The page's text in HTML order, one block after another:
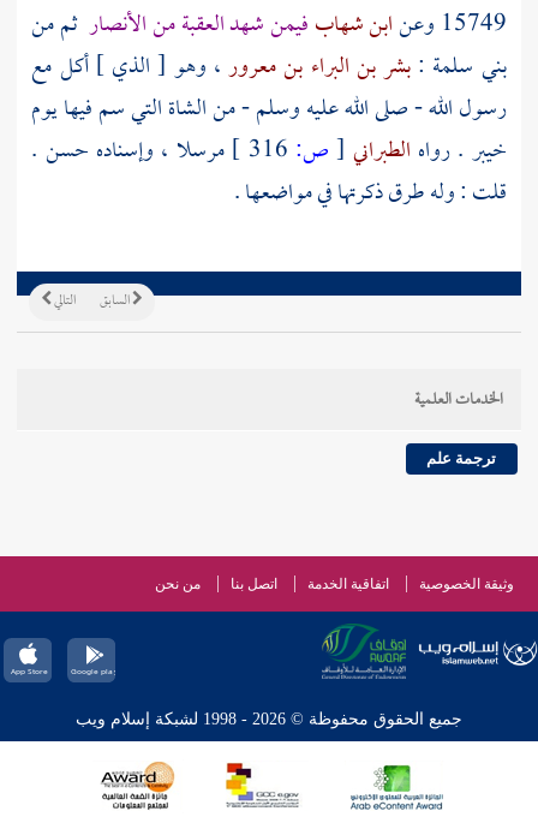
15749 وعن ابن شهابفيمن شهد العقبة منالأنصار ثم من
بني سلمة :بشر بن البراء بن معرور، وهو [ الذي ] أكل مع
رسول الله - صلى الله عليه وسلم - من الشاة التي سم فيها يوم
خيبر . رواه الطبراني [ص:
مرسلا ، وإسناده حسن .
قلت : وله طرق ذكرتها في مواضعها .
التالي السابق
الخدمات العلمية
ترجمة علم
وثيقة الخصوصية اتفاقية الخدمة اتصل بنا من نحن
جميع الحقوق محفوظة © 2026 - 1998 لشبكة إسلام ويب